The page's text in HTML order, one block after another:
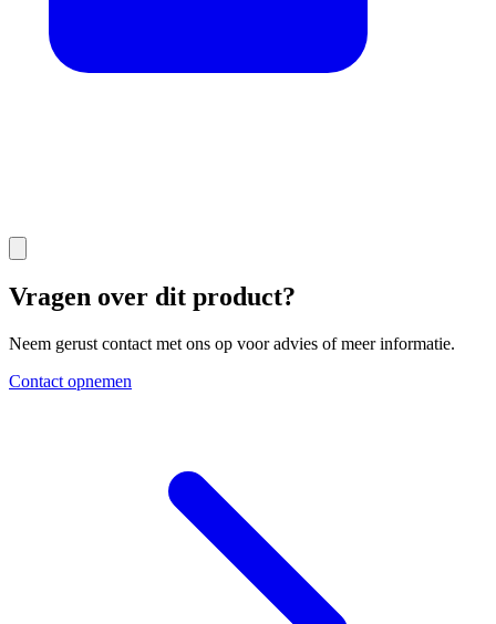
Vragen over dit product?
Neem gerust contact met ons op voor advies of meer informatie.
Contact opnemen